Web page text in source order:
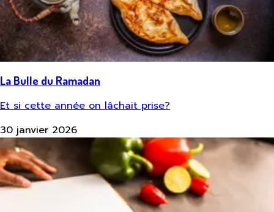
La Bulle du Ramadan
Et si cette année on lâchait prise?
30 janvier 2026